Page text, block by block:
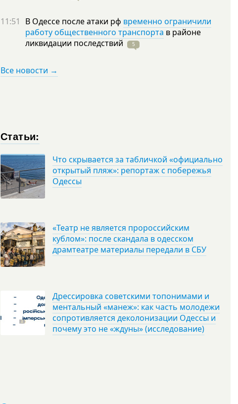
11:51 В Одессе после атаки рф временно ограничили
работу общественного транспорта в районе
ликвидации последствий 5
Все новости →
Статьи:
Что скрывается за табличкой «официально
открытый пляж»: репортаж с побережья
Одессы
«Театр не является пророссийским
кублом»: после скандала в одесском
драмтеатре материалы передали в СБУ
Дрессировка советскими топонимами и
ментальный «манеж»: как часть молодежи
сопротивляется деколонизации Одессы и
почему это не «ждуны» (исследование)